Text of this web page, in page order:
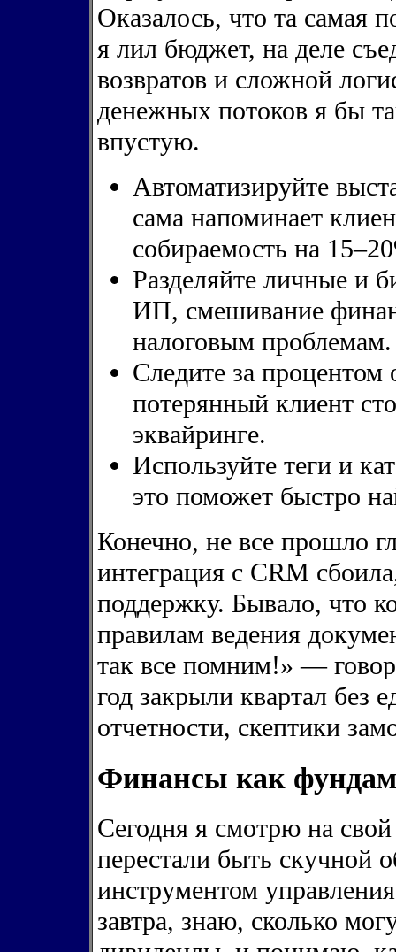
Оказалось, что та самая
я лил бюджет, на деле
возвратов и сложной
денежных потоков я бы
впустую.
Автоматизируйте
сама напоминает
собираемость на
Разделяйте личные и
ИП, смешивание
налоговым проблемам.
Следите за процентом
потерянный клиент
эквайринге.
Используйте теги и
это поможет быстро
Конечно, не все прошло
интеграция с CRM
поддержку. Бывало, что
правилам ведения
так все помним!» —
год закрыли квартал без
отчетности, скептики
Финансы как
Сегодня я смотрю на
перестали быть скучной
инструментом
завтра, знаю, сколько